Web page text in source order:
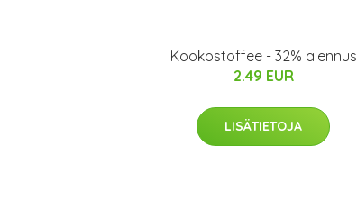
Kookostoffee - 32% alennus
2.49 EUR
LISÄTIETOJA